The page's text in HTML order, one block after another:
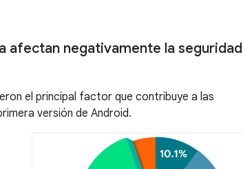
afectan negativamente la seguridad
el principal factor que contribuye a las
versión de Android.